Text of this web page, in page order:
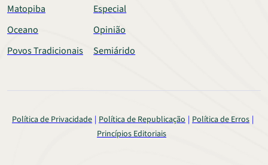
Matopiba
Especial
Oceano
Opinião
Povos Tradicionais
Semiárido
Política de Privacidade Política de Republicação Política de Erros
Princípios Editoriais